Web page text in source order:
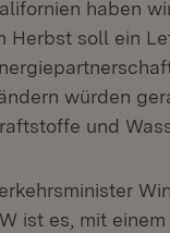
haben
Herbst soll ein
würden
und
ist es, mit